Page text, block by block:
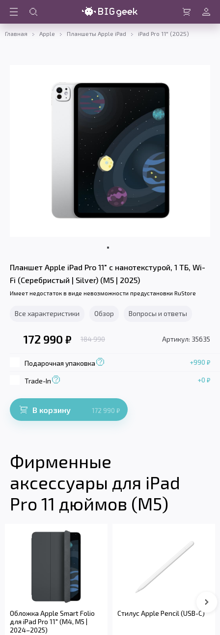
Войти
Главная Apple Планшеты Apple iPad iPad Pro 11" (2025)
Планшет Apple iPad Pro 11" с нанотекстурой, 1 ТБ, Wi-
Fi (Серебристый | Silver) (M5 | 2025)
Имеет недостаток в виде невозможности предустановки RuStore
Все характеристики Обзор Вопросы и ответы
172 990 ₽ 184 990 Артикул: 35635
Подарочная упаковка +990 ₽
Trade-In +0 ₽
В корзину 172 990 ₽
Фирменные
аксессуары для iPad
Pro 11 дюймов (M5)
Обложка Apple Smart Folio
для iPad Pro 11" (M4, M5 |
2024–2025)
Стилус Apple Pencil (USB-C)